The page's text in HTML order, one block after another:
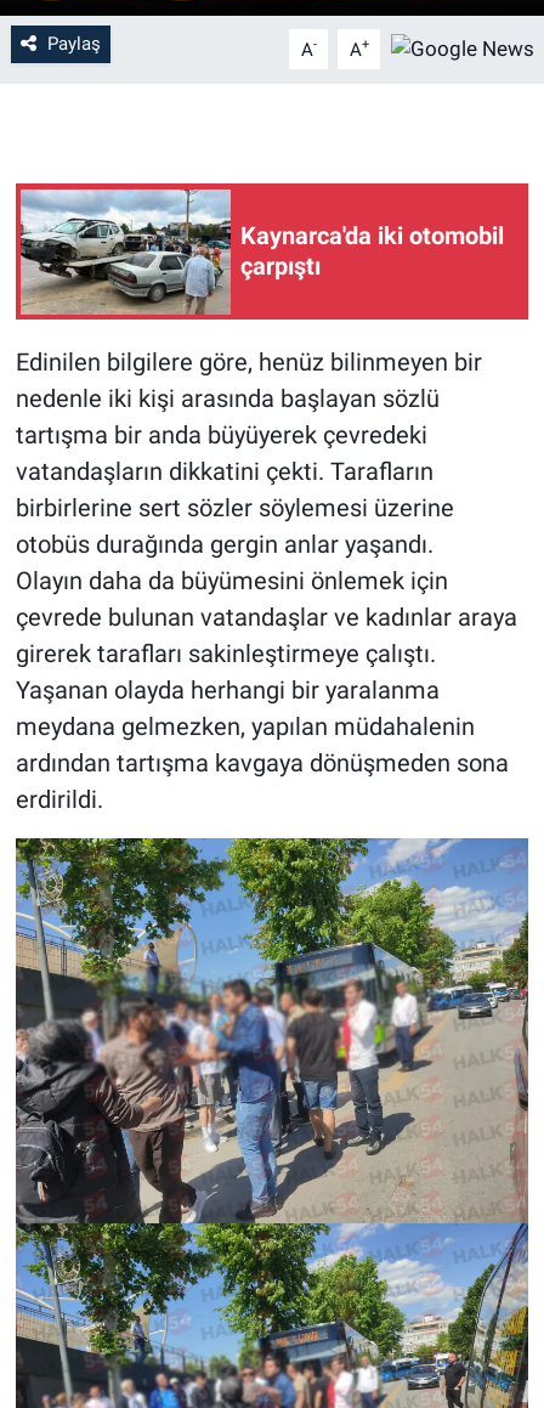
Paylaş A- A+
Kaynarca'da iki otomobil
çarpıştı
Edinilen bilgilere göre, henüz bilinmeyen bir
nedenle iki kişi arasında başlayan sözlü
tartışma bir anda büyüyerek çevredeki
vatandaşların dikkatini çekti. Tarafların
birbirlerine sert sözler söylemesi üzerine
otobüs durağında gergin anlar yaşandı.
Olayın daha da büyümesini önlemek için
çevrede bulunan vatandaşlar ve kadınlar araya
girerek tarafları sakinleştirmeye çalıştı.
Yaşanan olayda herhangi bir yaralanma
meydana gelmezken, yapılan müdahalenin
ardından tartışma kavgaya dönüşmeden sona
erdirildi.